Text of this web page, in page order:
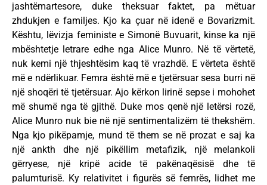
jashtëmartesore, duke theksuar faktet, pa mëtuar
zhdukjen e familjes. Kjo ka çuar në idenë e Bovarizmit.
Kështu, lëvizja feministe e Simonë Buvuarit, kinse ka një
mbështetje letrare edhe nga Alice Munro. Në të vërtetë,
nuk kemi një thjeshtësim kaq të vrazhdë. E vërteta është
më e ndërlikuar. Femra është më e tjetërsuar sesa burri në
një shoqëri të tjetërsuar. Ajo kërkon lirinë sepse i mohohet
më shumë nga të gjithë. Duke mos qenë një letërsi rozë,
Alice Munro nuk bie në një sentimentalizëm të thekshëm.
Nga kjo pikëpamje, mund të them se në prozat e saj ka
një ankth dhe një pikëllim metafizik, një melankoli
gërryese, një kripë acide të pakënaqësisë dhe të
palumturisë. Ky relativitet i figurës së femrës, lidhet me